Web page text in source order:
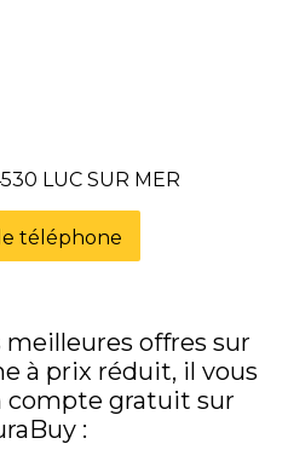
LUC SUR MER
téléphone
offres sur
à prix réduit, il vous
compte gratuit sur
: